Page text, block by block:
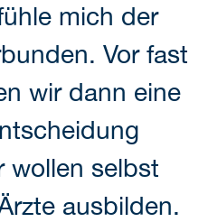
mich der
Vor fast
wir dann eine
wollen selbst
ausbilden.